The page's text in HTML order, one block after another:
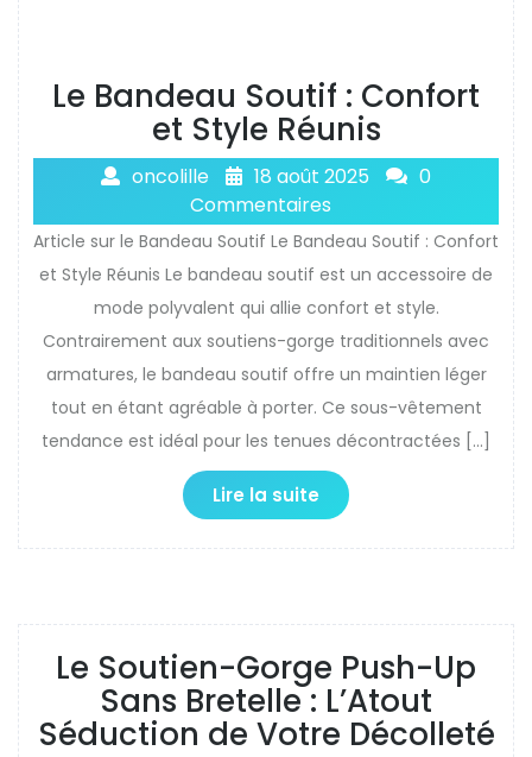
Le Bandeau Soutif : Confort
et Style Réunis
oncolille 18 août 2025
0
Commentaires
Article sur le Bandeau Soutif Le Bandeau Soutif : Confort
et Style Réunis Le bandeau soutif est un accessoire de
mode polyvalent qui allie confort et style.
Contrairement aux soutiens-gorge traditionnels avec
armatures, le bandeau soutif offre un maintien léger
tout en étant agréable à porter. Ce sous-vêtement
tendance est idéal pour les tenues décontractées […]
Lire la suite
Le Soutien-Gorge Push-Up
Sans Bretelle : L’Atout
Séduction de Votre Décolleté